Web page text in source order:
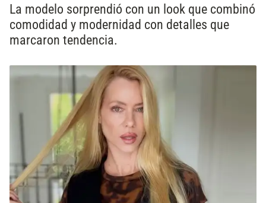
La modelo sorprendió con un look que combinó
comodidad y modernidad con detalles que
marcaron tendencia.